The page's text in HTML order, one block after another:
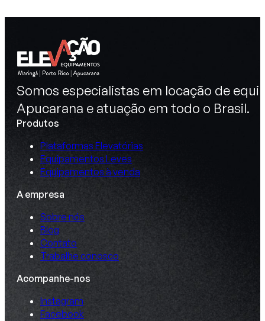
Somos especialistas em locação de
Apucarana e atuação em todo o Brasil.
Produtos
Plataformas Elevatórias
Equipamentos Leves
Equipamentos à venda
A empresa
Sobre nós
Blog
Contato
Trabalhe conosco
Acompanhe-nos
Instagram
Facebook